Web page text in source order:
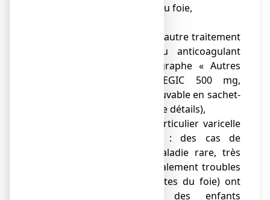
● maladie des reins ou du foie,
● si vous suivez déjà un autre traitement
anti- inflammatoire ou anticoagulant
(référez-vous au paragraphe « Autres
médicaments et ASPEGIC 500 mg,
poudre pour solution buvable en sachet-
dose » pour avoir plus de détails),
● maladie virale, en particulier varicelle
ou syndrome grippal : des cas de
syndrome de Reye (maladie rare, très
grave associant principalement troubles
neurologiques et atteintes du foie) ont
été observés chez des enfants